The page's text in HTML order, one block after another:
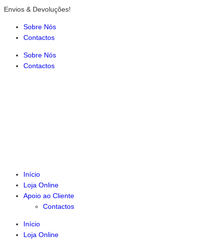
Envios & Devoluções!
Sobre Nós
Contactos
Sobre Nós
Contactos
Início
Loja Online
Apoio ao Cliente
Contactos
Início
Loja Online